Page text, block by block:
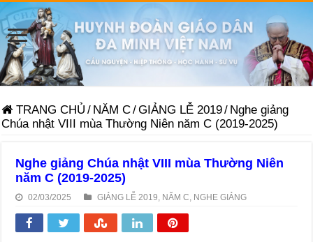
TRANG CHỦ / NĂM C/GIẢNG LỄ 2019/ Nghe giảng
Chúa nhật VIII mùa Thường Niên năm C (2019-2025)
Nghe giảng Chúa nhật VIII mùa Thường Niên
năm C (2019-2025)
02/03/2025 GIẢNG LỄ 2019 NĂM C NGHE GIẢNG